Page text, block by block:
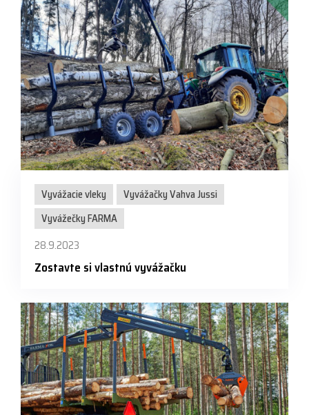
Vyvážacie vleky
Vyvážačky Vahva Jussi
Vyvážečky FARMA
28.9.2023
Zostavte si vlastnú vyvážačku